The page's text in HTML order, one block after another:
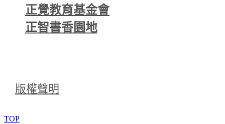
正覺教育基金會
正智書香園地
版權聲明
TOP